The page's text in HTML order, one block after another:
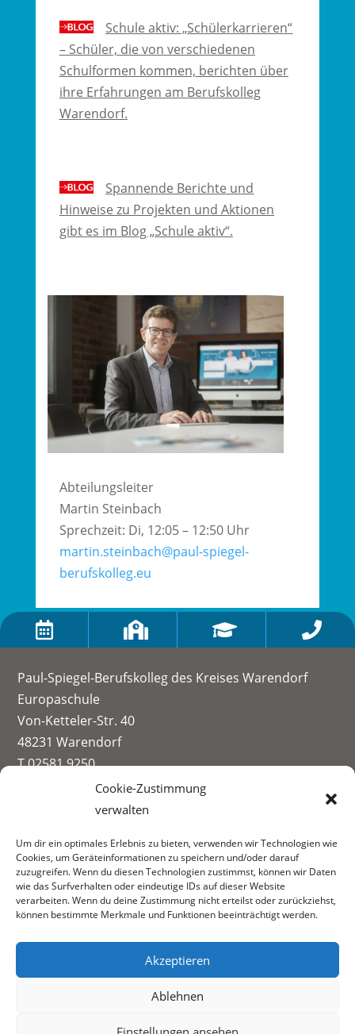
Cookie-Zustimmung
verwalten
Um dir ein optimales Erlebnis zu bieten, verwenden wir Technologien wie
Cookies, um Geräteinformationen zu speichern und/oder darauf
zuzugreifen. Wenn du diesen Technologien zustimmst, können wir Daten
wie das Surfverhalten oder eindeutige IDs auf dieser Website
verarbeiten. Wenn du deine Zustimmung nicht erteilst oder zurückziehst,
können bestimmte Merkmale und Funktionen beeinträchtigt werden.
Akzeptieren
Ablehnen
Schule aktiv: „Schülerkarrieren“
– Schüler, die von verschiedenen
Schulformen kommen, berichten über
ihre Erfahrungen am Berufskolleg
Warendorf.
Spannende Berichte und
Hinweise zu Projekten und Aktionen
gibt es im Blog „Schule aktiv“.
Abteilungsleiter
Martin Steinbach
Sprechzeit: Di, 12:05 – 12:50 Uhr
martin.steinbach@paul-spiegel-
berufskolleg.eu
   
Paul-Spiegel-Berufskolleg des Kreises Warendorf
Europaschule
Von-Ketteler-Str. 40
48231 Warendorf
T 02581 9250
info@paul-spiegel-berufskolleg.eu
Datenschutzerklärung
Informationen zur Datenerhebung
Fachbereiche: